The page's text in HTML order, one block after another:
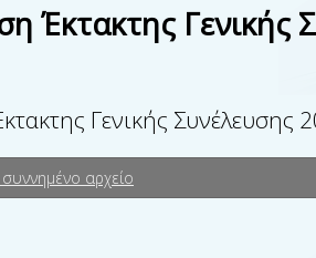
Έκτακτης Γενικής
Γενικής Συνέλευσης
αρχείο